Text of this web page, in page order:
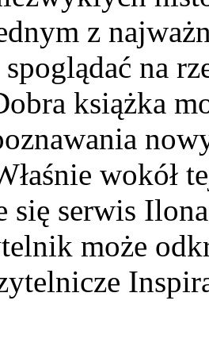
z
na
książka
wokół
się serwis
może